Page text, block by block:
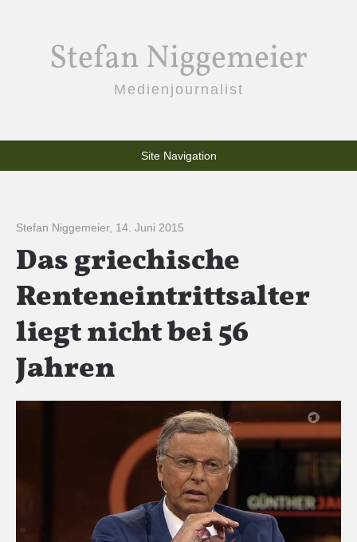
Stefan Niggemeier
Medienjournalist
Site Navigation
Stefan Niggemeier, 14. Juni 2015
Das griechische
Renteneintrittsalter
liegt nicht bei 56
Jahren